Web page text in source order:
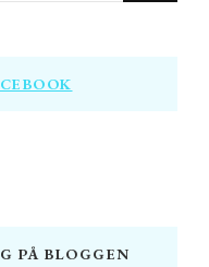
PÅ BLOGGEN